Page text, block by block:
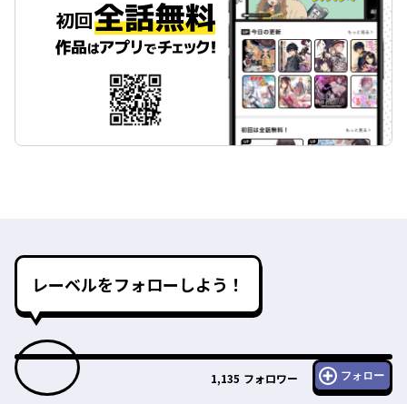
レーベルをフォローしよう！
1,135 フォロワー フォロー